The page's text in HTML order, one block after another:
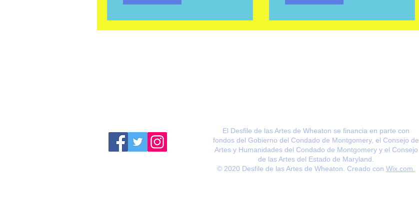
El Desfile de las Artes de Wheaton se financia en parte con
fondos del Gobierno del Condado de Montgomery, el Consejo de
Artes y Humanidades del Condado de Montgomery y el Consejo
de las Artes del Estado de Maryland.
© 2020 Desfile de las Artes de Wheaton. Creado con Wix.com.